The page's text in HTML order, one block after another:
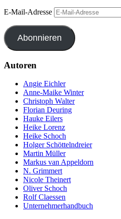
E-Mail-Adresse
Abonnieren
Autoren
Angie Eichler
Anne-Maike Winter
Christoph Walter
Florian Deuring
Hauke Eilers
Heike Lorenz
Heike Schoch
Holger Schöttelndreier
Martin Müller
Markus van Appeldorn
N. Grimmert
Nicole Theinert
Oliver Schoch
Rolf Claessen
Unternehmerhandbuch